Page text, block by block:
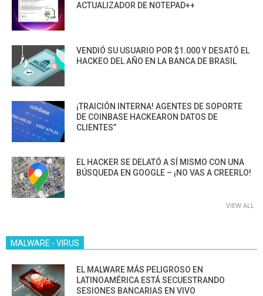
ACTUALIZADOR DE NOTEPAD++
VENDIÓ SU USUARIO POR $1.000 Y DESATÓ EL
HACKEO DEL AÑO EN LA BANCA DE BRASIL
¡TRAICIÓN INTERNA! AGENTES DE SOPORTE
DE COINBASE HACKEARON DATOS DE
CLIENTES”
EL HACKER SE DELATÓ A SÍ MISMO CON UNA
BÚSQUEDA EN GOOGLE – ¡NO VAS A CREERLO!
VIEW ALL
MALWARE - VIRUS
EL MALWARE MÁS PELIGROSO EN
LATINOAMÉRICA ESTÁ SECUESTRANDO
SESIONES BANCARIAS EN VIVO